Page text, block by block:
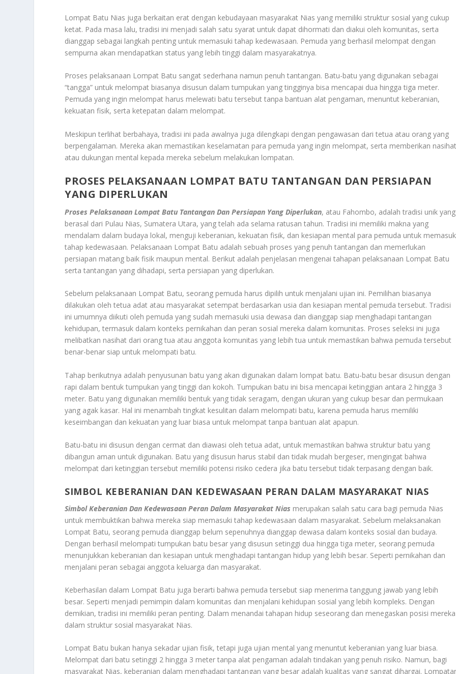
Lompat Batu Nias juga berkaitan erat dengan kebudayaan masyarakat Nias yang memiliki struktur sosial yang cukup
ketat. Pada masa lalu, tradisi ini menjadi salah satu syarat untuk dapat dihormati dan diakui oleh komunitas, serta
dianggap sebagai langkah penting untuk memasuki tahap kedewasaan. Pemuda yang berhasil melompat dengan
sempurna akan mendapatkan status yang lebih tinggi dalam masyarakatnya.
Proses pelaksanaan Lompat Batu sangat sederhana namun penuh tantangan. Batu-batu yang digunakan sebagai
“tangga” untuk melompat biasanya disusun dalam tumpukan yang tingginya bisa mencapai dua hingga tiga meter.
Pemuda yang ingin melompat harus melewati batu tersebut tanpa bantuan alat pengaman, menuntut keberanian,
kekuatan fisik, serta ketepatan dalam melompat.
Meskipun terlihat berbahaya, tradisi ini pada awalnya juga dilengkapi dengan pengawasan dari tetua atau orang yang
berpengalaman. Mereka akan memastikan keselamatan para pemuda yang ingin melompat, serta memberikan
atau dukungan mental kepada mereka sebelum melakukan lompatan.
PROSES PELAKSANAAN LOMPAT BATU TANTANGAN DAN PERSIAPAN
YANG DIPERLUKAN
Proses Pelaksanaan Lompat Batu Tantangan Dan Persiapan Yang Diperlukan, atau Fahombo, adalah tradisi unik yang
berasal dari Pulau Nias, Sumatera Utara, yang telah ada selama ratusan tahun. Tradisi ini memiliki makna yang
mendalam dalam budaya lokal, menguji keberanian, kekuatan fisik, dan kesiapan mental para pemuda untuk
tahap kedewasaan. Pelaksanaan Lompat Batu adalah sebuah proses yang penuh tantangan dan memerlukan
persiapan matang baik fisik maupun mental. Berikut adalah penjelasan mengenai tahapan pelaksanaan Lompat Batu
serta tantangan yang dihadapi, serta persiapan yang diperlukan.
Sebelum pelaksanaan Lompat Batu, seorang pemuda harus dipilih untuk menjalani ujian ini. Pemilihan biasanya
dilakukan oleh tetua adat atau masyarakat setempat berdasarkan usia dan kesiapan mental pemuda tersebut. Tradisi
ini umumnya diikuti oleh pemuda yang sudah memasuki usia dewasa dan dianggap siap menghadapi tantangan
kehidupan, termasuk dalam konteks pernikahan dan peran sosial mereka dalam komunitas. Proses seleksi ini juga
melibatkan nasihat dari orang tua atau anggota komunitas yang lebih tua untuk memastikan bahwa pemuda tersebut
benar-benar siap untuk melompati batu.
Tahap berikutnya adalah penyusunan batu yang akan digunakan dalam lompat batu. Batu-batu besar disusun dengan
rapi dalam bentuk tumpukan yang tinggi dan kokoh. Tumpukan batu ini bisa mencapai ketinggian antara 2 hingga 3
meter. Batu yang digunakan memiliki bentuk yang tidak seragam, dengan ukuran yang cukup besar dan permukaan
yang agak kasar. Hal ini menambah tingkat kesulitan dalam melompati batu, karena pemuda harus memiliki
keseimbangan dan kekuatan yang luar biasa untuk melompat tanpa bantuan alat apapun.
Batu-batu ini disusun dengan cermat dan diawasi oleh tetua adat, untuk memastikan bahwa struktur batu yang
dibangun aman untuk digunakan. Batu yang disusun harus stabil dan tidak mudah bergeser, mengingat bahwa
melompat dari ketinggian tersebut memiliki potensi risiko cedera jika batu tersebut tidak terpasang dengan baik.
SIMBOL KEBERANIAN DAN KEDEWASAAN PERAN DALAM MASYARAKAT NIAS
Simbol Keberanian Dan Kedewasaan Peran Dalam Masyarakat Nias merupakan salah satu cara bagi pemuda Nias
untuk membuktikan bahwa mereka siap memasuki tahap kedewasaan dalam masyarakat. Sebelum melaksanakan
Lompat Batu, seorang pemuda dianggap belum sepenuhnya dianggap dewasa dalam konteks sosial dan budaya.
Dengan berhasil melompati tumpukan batu besar yang disusun setinggi dua hingga tiga meter, seorang pemuda
menunjukkan keberanian dan kesiapan untuk menghadapi tantangan hidup yang lebih besar. Seperti pernikahan dan
menjalani peran sebagai anggota keluarga dan masyarakat.
Keberhasilan dalam Lompat Batu juga berarti bahwa pemuda tersebut siap menerima tanggung jawab yang lebih
besar. Seperti menjadi pemimpin dalam komunitas dan menjalani kehidupan sosial yang lebih kompleks. Dengan
demikian, tradisi ini memiliki peran penting. Dalam menandai tahapan hidup seseorang dan menegaskan posisi mereka
dalam struktur sosial masyarakat Nias.
Lompat Batu bukan hanya sekadar ujian fisik, tetapi juga ujian mental yang menuntut keberanian yang luar biasa.
Melompat dari batu setinggi 2 hingga 3 meter tanpa alat pengaman adalah tindakan yang penuh risiko. Namun, bagi
masyarakat Nias, keberanian dalam menghadapi tantangan yang besar adalah kualitas yang sangat dihargai.